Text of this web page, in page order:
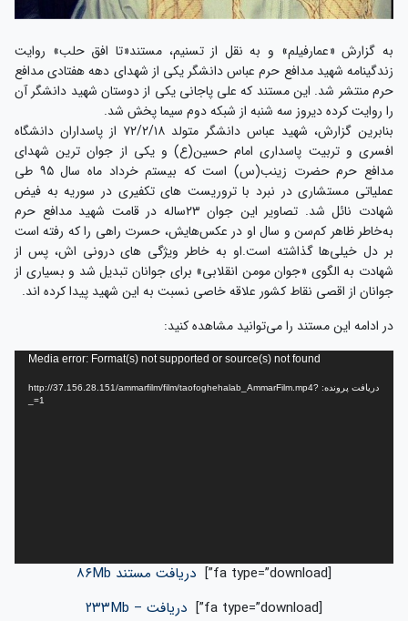
به گزارش «عمارفیلم» و به نقل از تسنیم، مستند«تا افق حلب» روایت
زندگینامه شهید مدافع حرم عباس دانشگر یکی از شهدای دهه هفتادی مدافع
حرم منتشر شد. این مستند که علی پاجانی یکی از دوستان شهید دانشگر آن
را روایت کرده دیروز سه شنبه از شبکه دوم سیما پخش شد.
بنابرین گزارش، شهید عباس دانشگر متولد ۷۲/۲/۱۸ از پاسداران دانشگاه
افسری و تربیت پاسداری امام حسین(ع) و یکی از جوان ترین شهدای
مدافع حرم حضرت زینب(س) است که بیستم خرداد ماه سال ۹۵ طی
عملیاتی مستشاری در نبرد با تروریست های تکفیری در سوریه به فیض
شهادت نائل شد. تصاویر این جوان ۲۳ساله در قامت شهید مدافع حرم
به‌خاطر ظاهر کم‌سن و سال او در عکس‌هایش، حسرت راهی را که رفته است
بر دل خیلی‌ها گذاشته است.او به خاطر ویژگی های درونی اش، پس از
شهادت به الگوی «جوان مومن انقلابی» برای جوانان تبدیل شد و بسیاری از
جوانان از اقصی نقاط کشور علاقه خاصی نسبت به این شهید پیدا کرده اند.
در ادامه این مستند را می‌توانید مشاهده کنید:
ویدیو
Media error: Format(s) not supported or source(s) not found
دریافت پرونده: http://37.156.28.151/ammarfilm/film/taofoghehalab_AmmarFilm.mp4?
_=1
[fa type=”download”]
دریافت مستند ۸۶Mb
[fa type=”download”]
دریافت – ۲۳۳Mb